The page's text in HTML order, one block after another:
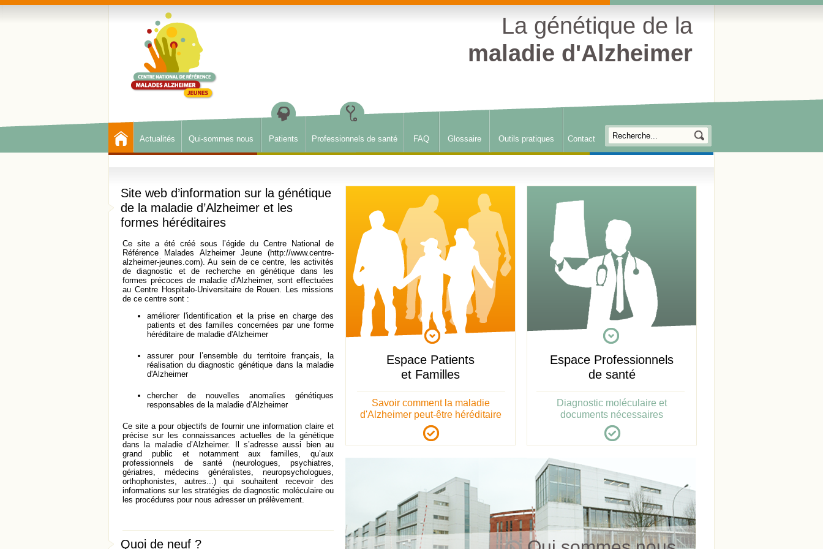
La génétique de la
maladie d'Alzheimer
Actualités Qui-sommes nous Patients Professionnels de santé FAQ Glossaire Outils pratiques Contact
Site web d’information sur la génétique
de la maladie d’Alzheimer et les
formes héréditaires
Ce site a été créé sous l’égide du Centre National de
Référence Malades Alzheimer Jeune (http://www.centre-
alzheimer-jeunes.com). Au sein de ce centre, les activités
de diagnostic et de recherche en génétique dans les
formes précoces de maladie d'Alzheimer, sont effectuées
au Centre Hospitalo-Universitaire de Rouen. Les missions
de ce centre sont :
améliorer l'identification et la prise en charge des
patients et des familles concernées par une forme
héréditaire de maladie d'Alzheimer
assurer pour l’ensemble du territoire français, la
réalisation du diagnostic génétique dans la maladie
d'Alzheimer
chercher de nouvelles anomalies génétiques
responsables de la maladie d’Alzheimer
Ce site a pour objectifs de fournir une information claire et
précise sur les connaissances actuelles de la génétique
dans la maladie d’Alzheimer. Il s’adresse aussi bien au
grand public et notamment aux familles, qu’aux
professionnels de santé (neurologues, psychiatres,
gériatres, médecins généralistes, neuropsychologues,
orthophonistes, autres...) qui souhaitent recevoir des
informations sur les stratégies de diagnostic moléculaire ou
les procédures pour nous adresser un prélèvement.
Quoi de neuf ?
Espace Patients
et Familles
Savoir comment la maladie
d'Alzheimer peut-être héréditaire
Espace Professionnels
de santé
Diagnostic moléculaire et
documents nécessaires